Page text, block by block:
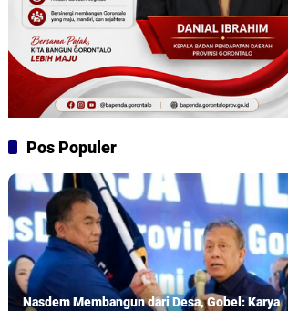
Pos Populer
Nasdem Membangun dari Desa, Gobel: Karya